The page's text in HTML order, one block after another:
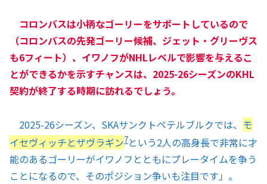
コロンバスは小柄なゴーリーをサポートしているので
（コロンバスの先発ゴーリー候補、ジェット・グリーヴス
も6フィート）、イワノフがNHLレベルで影響を与えるこ
とができるかを示すチャンスは、2025-26シーズンのKHL
契約が終了する時期に訪れるでしょう。
2025-26シーズン、SKAサンクトペテルブルクでは、 モ
イセヴィッチとザヴラギン7という2人の高身長で非常に才
能のあるゴーリーがイワノフとともにプレータイムを争う
ことになるので、そのポジション争いも注目です」。